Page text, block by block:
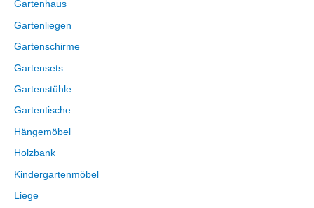
Gartenhaus
Gartenliegen
Gartenschirme
Gartensets
Gartenstühle
Gartentische
Hängemöbel
Holzbank
Kindergartenmöbel
Liege